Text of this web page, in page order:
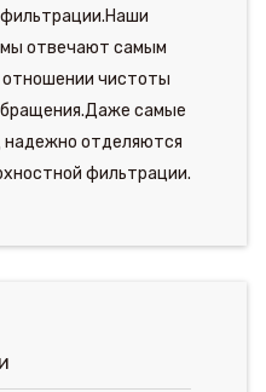
отвечают самым
чистоты
самые
надежно отделяются
фильтрации.